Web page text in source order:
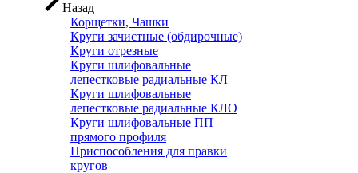
Назад
Корщетки, Чашки
Круги зачистные (обдирочные)
Круги отрезные
Круги шлифовальные
лепестковые радиальные КЛ
Круги шлифовальные
лепестковые радиальные КЛО
Круги шлифовальные ПП
прямого профиля
Приспособления для правки
кругов